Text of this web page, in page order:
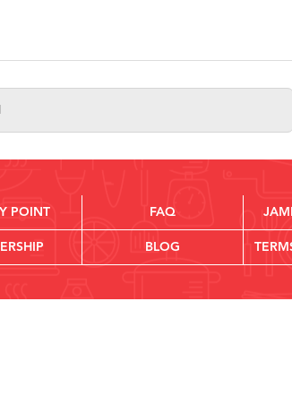
POINT FAQ
BLOG